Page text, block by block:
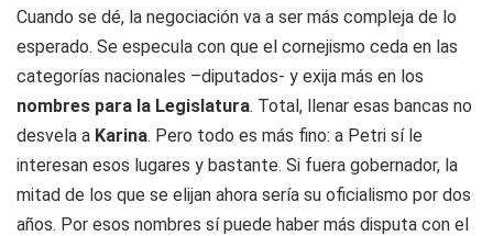
Cuando se dé, la negociación va a ser más compleja de lo
esperado. Se especula con que el cornejismo ceda en las
categorías nacionales –diputados- y exija más en los
nombres para la Legislatura. Total, llenar esas bancas no
desvela a Karina. Pero todo es más fino: a Petri sí le
interesan esos lugares y bastante. Si fuera gobernador, la
mitad de los que se elijan ahora sería su oficialismo por dos
años. Por esos nombres sí puede haber más disputa con el